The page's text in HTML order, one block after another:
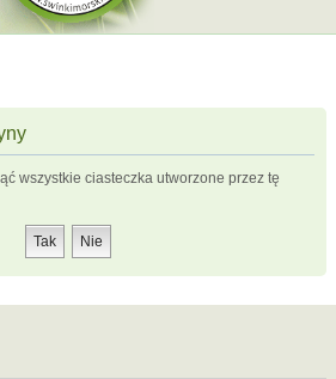
wszystkie ciasteczka utworzone przez tę